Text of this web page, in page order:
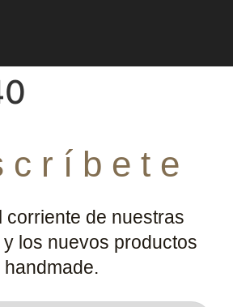
c r í b e t e
corriente de nuestras
los nuevos productos
handmade.